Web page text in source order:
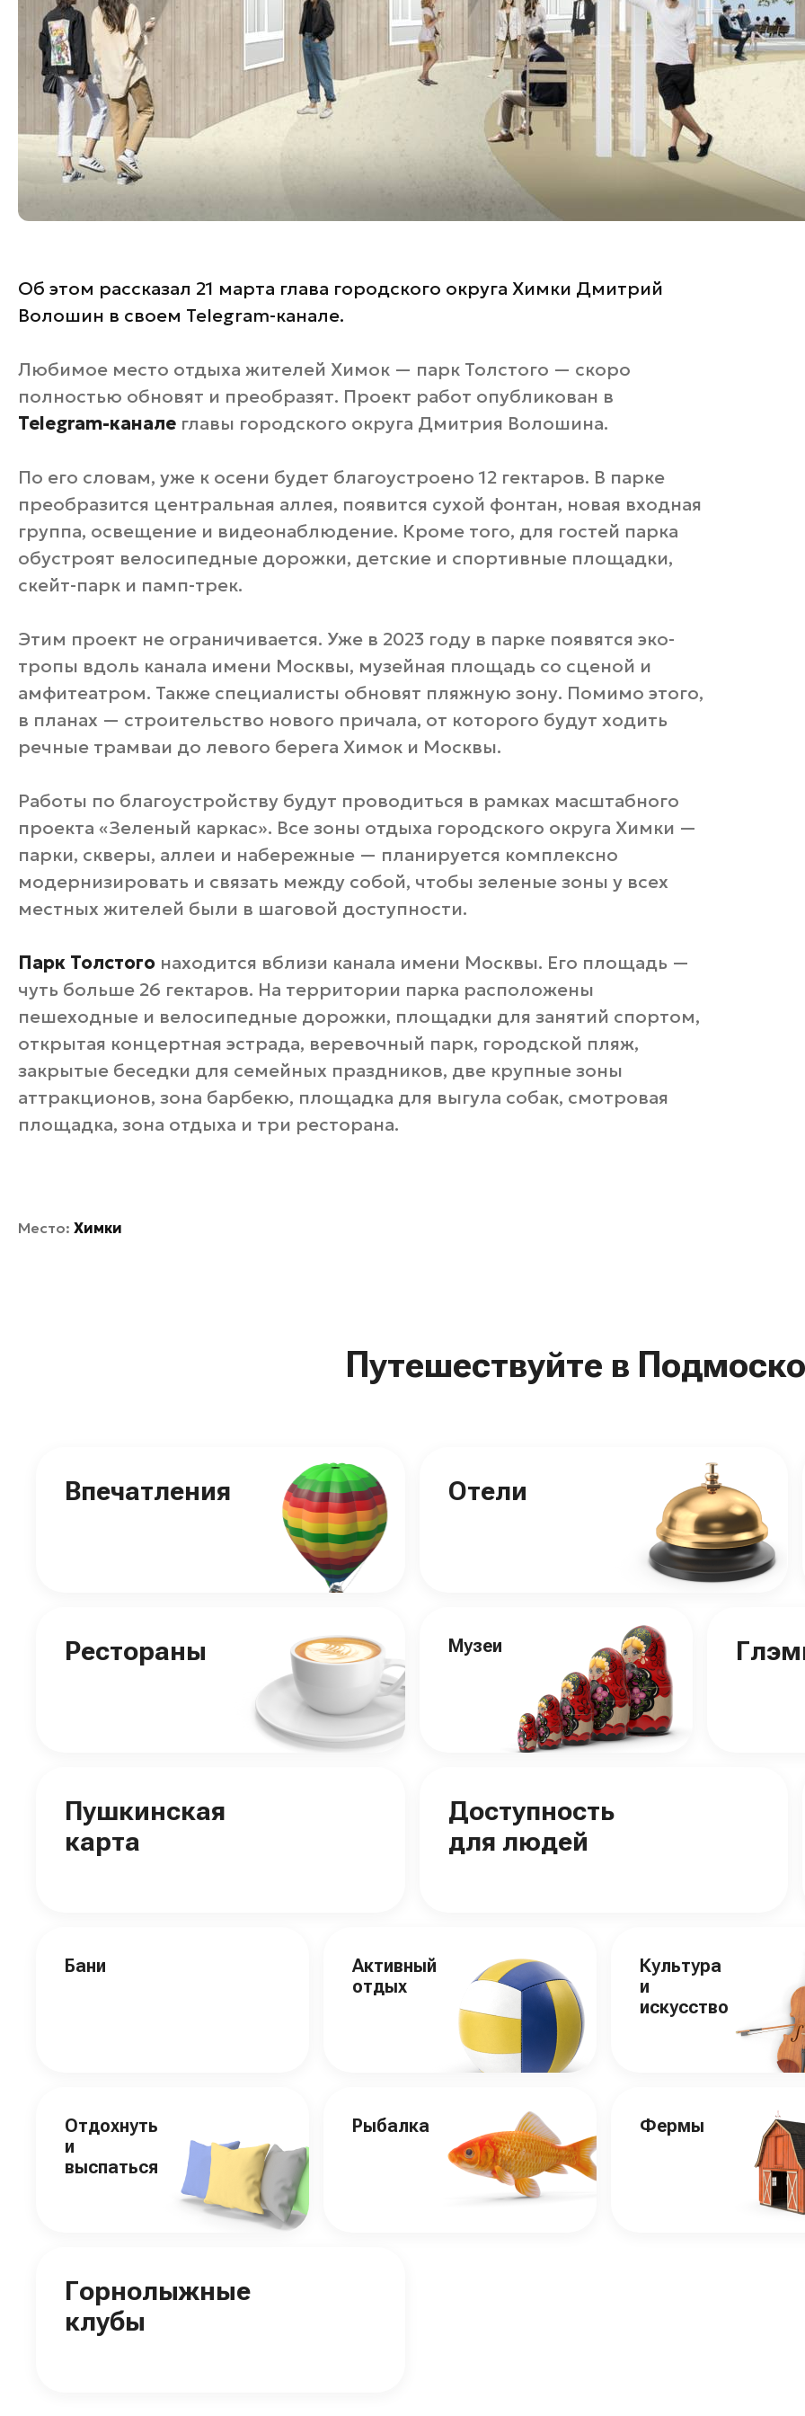
Об этом рассказал 21 марта глава городского округа Химки Дмитрий
Волошин в своем Telegram-канале.
Любимое место отдыха жителей Химок — парк Толстого — скоро
полностью обновят и преобразят. Проект работ опубликован в
Telegram-канале главы городского округа Дмитрия Волошина.
По его словам, уже к осени будет благоустроено 12 гектаров. В парке
преобразится центральная аллея, появится сухой фонтан, новая входная
группа, освещение и видеонаблюдение. Кроме того, для гостей парка
обустроят велосипедные дорожки, детские и спортивные площадки,
скейт-парк и памп-трек.
Этим проект не ограничивается. Уже в 2023 году в парке появятся эко-
тропы вдоль канала имени Москвы, музейная площадь со сценой и
амфитеатром. Также специалисты обновят пляжную зону. Помимо этого,
в планах — строительство нового причала, от которого будут ходить
речные трамваи до левого берега Химок и Москвы.
Работы по благоустройству будут проводиться в рамках масштабного
проекта «Зеленый каркас». Все зоны отдыха городского округа Химки —
парки, скверы, аллеи и набережные — планируется комплексно
модернизировать и связать между собой, чтобы зеленые зоны у всех
местных жителей были в шаговой доступности.
Парк Толстого находится вблизи канала имени Москвы. Его площадь —
чуть больше 26 гектаров. На территории парка расположены
пешеходные и велосипедные дорожки, площадки для занятий спортом,
открытая концертная эстрада, веревочный парк, городской пляж,
закрытые беседки для семейных праздников, две крупные зоны
аттракционов, зона барбекю, площадка для выгула собак, смотровая
площадка, зона отдыха и три ресторана.
Место: Химки
Путешествуйте в
Впечатления Отели
Рестораны Музеи
Пушкинская
карта
Доступность
для людей
Бани
Активный
отдых
Культура
и
искусство
Отдохнуть
и
выспаться
Рыбалка Фермы
Горнолыжные
клубы